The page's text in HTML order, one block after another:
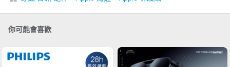
你可能會喜歡